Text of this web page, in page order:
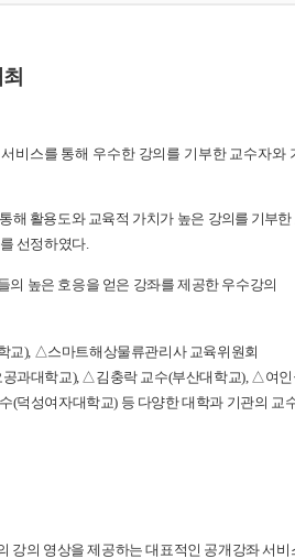
서비스를 통해 우수한 강의를 기부한 교수자와
해 활용도와 교육적 가치가 높은 강의를 기부
선정하였다.
의 높은 호응을 얻은 강좌를 제공한 우수강의
교), △스마트해상물류관리사 교육위원회
공과대학교), △ 김충락 교수(부산대학교), △ 여
(덕성여자대학교) 등 다양한 대학과 기관의 교
강의 영상을 제공하는 대표적인 공개강좌 서비